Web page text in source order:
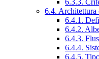
6.4. Architettura
6.4.1.
6.4.2.
6.4.3.
6.4.4.
6.4.5.